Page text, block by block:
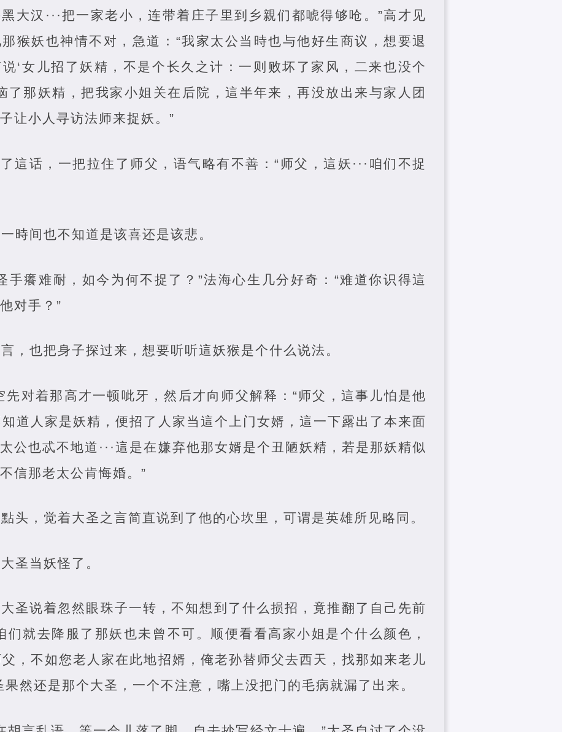
大汉···把一家老小，连带着庄子里到乡親们都唬得够呛。”高才见
猴妖也神情不对，急道：“我家太公当時也与他好生商议，想要退
‘女儿招了妖精，不是个长久之计：一则败坏了家风，二来也没个
了那妖精，把我家小姐关在后院，這半年来，再没放出来与家人团
让小人寻访法师来捉妖。”
這话，一把拉住了师父，语气略有不善：“师父，這妖···咱们不捉
時间也不知道是该喜还是该悲。
手癢难耐，如今为何不捉了？”法海心生几分好奇：“难道你识得這
对手？”
，也把身子探过来，想要听听這妖猴是个什么说法。
先对着那高才一顿呲牙，然后才向师父解释：“师父，這事儿怕是他
知道人家是妖精，便招了人家当這个上门女婿，這一下露出了本来面
公也忒不地道···這是在嫌弃他那女婿是个丑陋妖精，若是那妖精似
信那老太公肯悔婚。”
头，觉着大圣之言简直说到了他的心坎里，可谓是英雄所见略同。
圣当妖怪了。
圣说着忽然眼珠子一转，不知想到了什么损招，竟推翻了自己先前
们就去降服了那妖也未曾不可。顺便看看高家小姐是个什么颜色，
父，不如您老人家在此地招婿，俺老孙替师父去西天，找那如来老儿
然还是那个大圣，一个不注意，嘴上没把门的毛病就漏了出来。